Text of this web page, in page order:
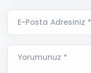
E-Posta Adresiniz *
Yorumunuz *